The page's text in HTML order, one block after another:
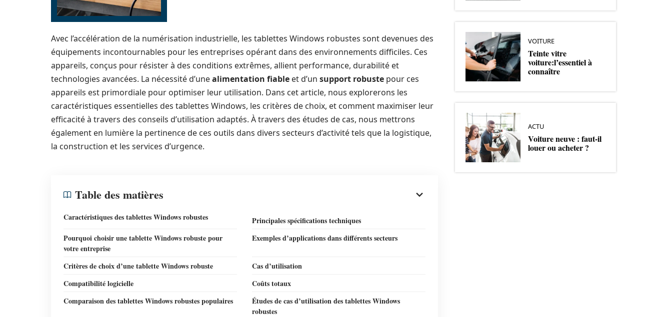
Avec l’accélération de la numérisation industrielle, les tablettes Windows robustes sont devenues des
équipements incontournables pour les entreprises opérant dans des environnements difficiles. Ces
appareils, conçus pour résister à des conditions extrêmes, allient performance, durabilité et
technologies avancées. La nécessité d’unealimentation fiable et d’un support robuste pour ces
appareils est primordiale pour optimiser leur utilisation. Dans cet article, nous explorerons les
caractéristiques essentielles des tablettes Windows, les critères de choix, et comment maximiser leur
efficacité à travers des conseils d’utilisation adaptés. À travers des études de cas, nous mettrons
également en lumière la pertinence de ces outils dans divers secteurs d’activité tels que la logistique,
la construction et les services d’urgence.
Table des matières
Caractéristiques des tablettes Windows robustes
Principales spécifications techniques
Pourquoi choisir une tablette Windows robuste pour
votre entreprise
Exemples d’applications dans différents secteurs
Critères de choix d’une tablette Windows robuste
Cas d’utilisation
Compatibilité logicielle
Coûts totaux
Comparaison des tablettes Windows robustes populaires
Études de cas d’utilisation des tablettes Windows
robustes
VOITURE
Teinte vitre
voiture:l’essentiel à
connaître
ACTU
Voiture neuve : faut-il
louer ou acheter ?